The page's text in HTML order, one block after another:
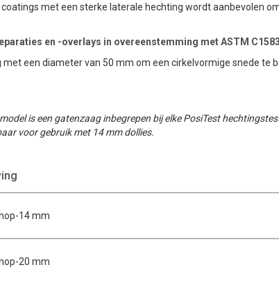
met een sterke laterale hechting wordt aanbevolen
en -overlays in overeenstemming met ASTM C1583
met een diameter van 50 mm om een cirkelvormige snede te
is een gatenzaag inbegrepen bij elke PosiTest
voor gebruik met 14 mm dollies.
14 mm
20 mm